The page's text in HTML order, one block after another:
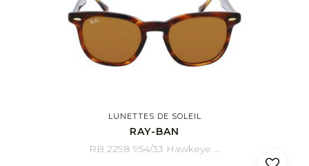
LUNETTES DE SOLEIL
RAY-BAN